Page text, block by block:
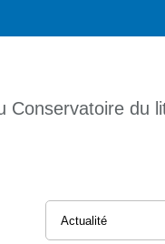
Conservatoire du